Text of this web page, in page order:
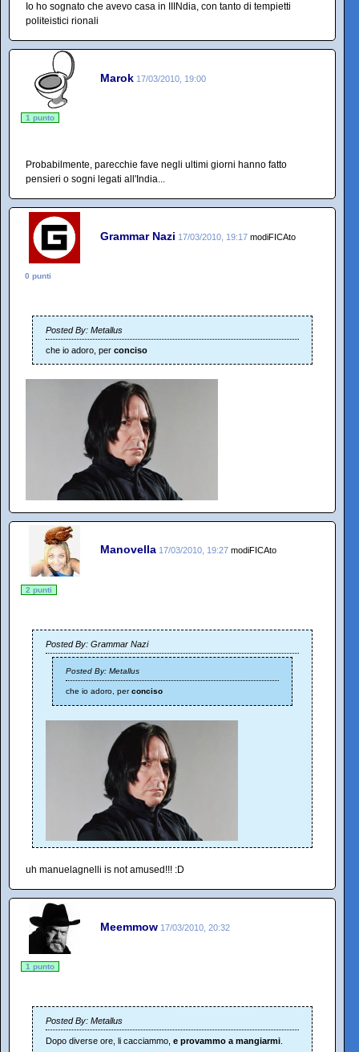
Io ho sognato che avevo casa in IIINdia, con tanto di tempietti
politeistici rionali
Marok 17/03/2010, 19:00
1 punto
Probabilmente, parecchie fave negli ultimi giorni hanno fatto
pensieri o sogni legati all'India...
Grammar Nazi 17/03/2010, 19:17 modiFICAto
0 punti
Posted By: Metallus
che io adoro, per conciso
Manovella 17/03/2010, 19:27 modiFICAto
2 punti
Posted By: Grammar Nazi
Posted By: Metallus
che io adoro, perconciso
uh manuelagnelli is not amused!!! :D
Meemmow 17/03/2010, 20:32
1 punto
Posted By: Metallus
Dopo diverse ore, li cacciammo, e provammo a mangiarmi